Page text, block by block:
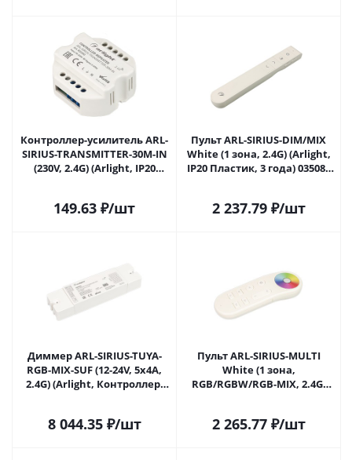
Контроллер-усилитель ARL-
SIRIUS-TRANSMITTER-30M-IN
(230V, 2.4G) (Arlight, IP20
149.63 ₽/шт
Пульт ARL-SIRIUS-DIM/MIX
White (1 зона, 2.4G) (Arlight,
IP20 Пластик, 3 года) 035086
2 237.79₽/шт
Диммер ARL-SIRIUS-TUYA-
RGB-MIX-SUF (12-24V, 5x4A,
2.4G) (Arlight, Контроллер)
8 044.35₽/шт
Пульт ARL-SIRIUS-MULTI
White (1 зона,
RGB/RGBW/RGB-MIX, 2.4G)
2 265.77₽/шт